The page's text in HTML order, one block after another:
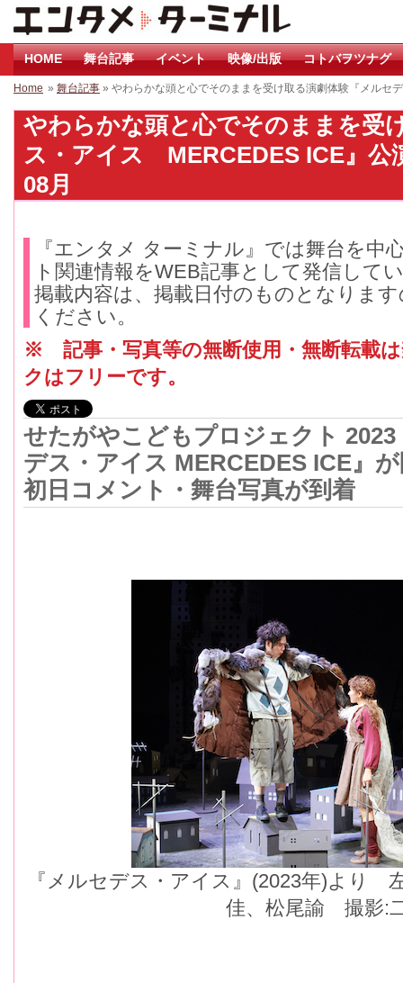
HOME 舞台記事 イベント 映像/出版 コトバヲツナグ
Home » 舞台記事 » やわらかな頭と心でそのままを受け取る演劇体験『メル
やわらかな頭と心でそのままを受
ス・アイス MERCEDES ICE』公
08月
『エンタメ ターミナル』では舞台を中
ト関連情報をWEB記事として発信して
掲載内容は、掲載日付のものとなりま
ください。
※ 記事・写真等の無断使用・無断転載
クはフリーです。
せたがやこどもプロジェクト
デス・アイス MERCEDES ICE』
初日コメント・舞台写真が到着
『メルセデス・アイス』(2023年)より
佳、松尾諭 撮影: